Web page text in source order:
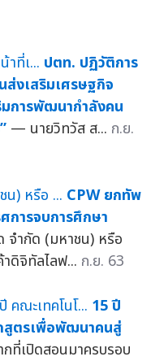
ปตท. ปฏิวัติการ
ส่งเสริมเศรษฐกิจ
การพัฒนากำลังคน
— นายวิทวัส ส... ก.ย.
CPW ยกทัพ
ารจบการศึกษา
จำกัด (มหาชน) หรือ
ดิจิทัลไลฟ... ก.ย. 63
15 ปี
สูตรเพื่อพัฒนาคนสู่
ที่เปิดสอนมาครบรอบ